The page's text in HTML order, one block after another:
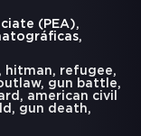
(PEA),
hitman, refugee,
, gun battle,
, american civil
, gun death,